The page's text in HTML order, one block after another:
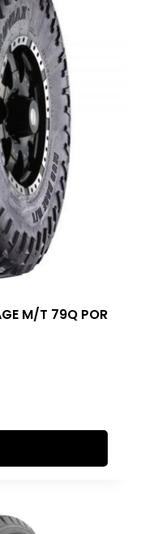
M/T 79Q POR